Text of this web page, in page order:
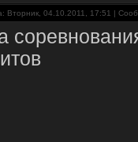
Вторник, 04.10.2011, 17:51 |